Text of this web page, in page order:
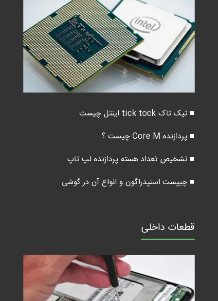
■ تیک تاک tick tock اینتل چیست
■ پردازنده Core M چیست ؟
■ تشخیص تعداد هسته پردازنده لپ تاپ
■ چیپست اسنپدراگون و انواع آن در گوشی
قطعات داخلی